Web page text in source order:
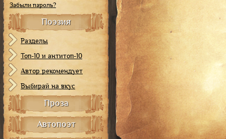
Забыли пароль?
Поэзия
Разделы
Топ-10 и антитоп-10
Автор рекомендует
Выбирай на вкус
Проза
Автопоэт